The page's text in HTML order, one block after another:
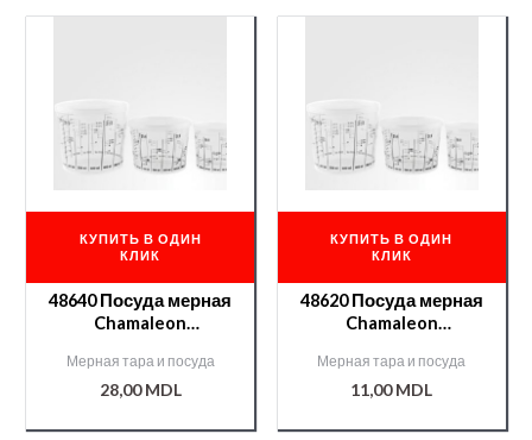
КУПИТЬ В ОДИН
КЛИК
48640 Посуда мерная
Chamaleon
48644
Мерная тара и посуда
28,00MDL
КУПИТЬ В ОДИН
КЛИК
48620 Посуда мерная
Chamaleon
48622
Мерная тара и посуда
11,00MDL